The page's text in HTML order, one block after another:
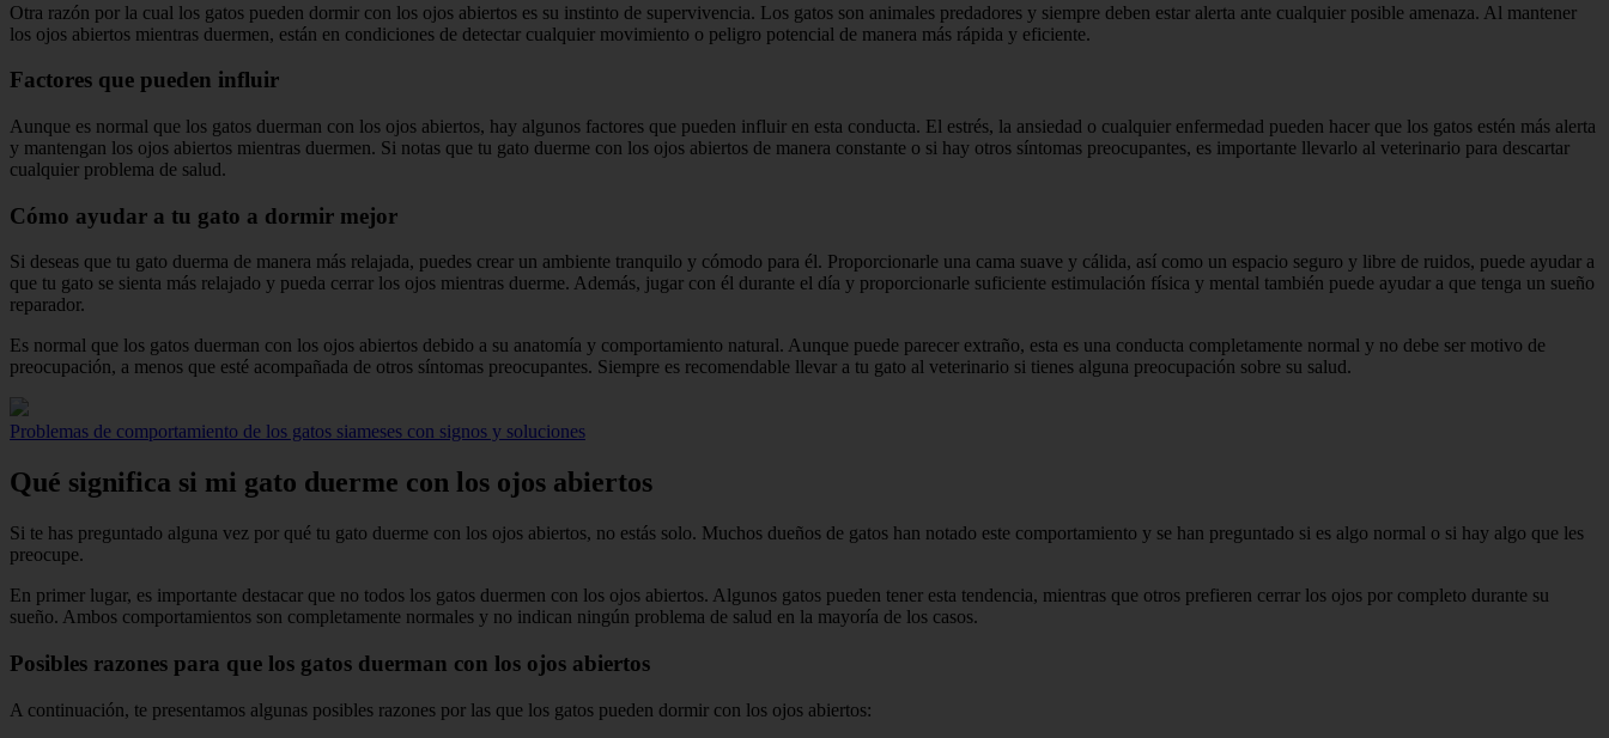
Otra razón por la cual los gatos pueden dormir con los ojos abiertos es su instinto de supervivencia. Los gatos son animales predadores y siempre deben estar alerta ante cualquier posible amenaza. Al mantener
los ojos abiertos mientras duermen, están en condiciones de detectar cualquier movimiento o peligro potencial de manera más rápida y eficiente.
Factores que pueden influir
Aunque es normal que los gatos duerman con los ojos abiertos, hay algunos factores que pueden influir en esta conducta. El estrés, la ansiedad o cualquier enfermedad pueden hacer que los gatos estén más alerta
y mantengan los ojos abiertos mientras duermen. Si notas que tu gato duerme con los ojos abiertos de manera constante o si hay otros síntomas preocupantes, es importante llevarlo al veterinario para descartar
cualquier problema de salud.
Cómo ayudar a tu gato a dormir mejor
Si deseas que tu gato duerma de manera más relajada, puedes crear un ambiente tranquilo y cómodo para él. Proporcionarle una cama suave y cálida, así como un espacio seguro y libre de ruidos, puede ayudar a
que tu gato se sienta más relajado y pueda cerrar los ojos mientras duerme. Además, jugar con él durante el día y proporcionarle suficiente estimulación física y mental también puede ayudar a que tenga un sueño
reparador.
Es normal que los gatos duerman con los ojos abiertos debido a su anatomía y comportamiento natural. Aunque puede parecer extraño, esta es una conducta completamente normal y no debe ser motivo de
preocupación, a menos que esté acompañada de otros síntomas preocupantes. Siempre es recomendable llevar a tu gato al veterinario si tienes alguna preocupación sobre su salud.
Problemas de comportamiento de los gatos siameses con signos y soluciones
Qué significa si mi gato duerme con los ojos abiertos
Si te has preguntado alguna vez por qué tu gato duerme con los ojos abiertos, no estás solo. Muchos dueños de gatos han notado este comportamiento y se han preguntado si es algo normal o si hay algo que les
preocupe.
En primer lugar, es importante destacar que no todos los gatos duermen con los ojos abiertos. Algunos gatos pueden tener esta tendencia, mientras que otros prefieren cerrar los ojos por completo durante su
sueño. Ambos comportamientos son completamente normales y no indican ningún problema de salud en la mayoría de los casos.
Posibles razones para que los gatos duerman con los ojos abiertos
A continuación, te presentamos algunas posibles razones por las que los gatos pueden dormir con los ojos abiertos: